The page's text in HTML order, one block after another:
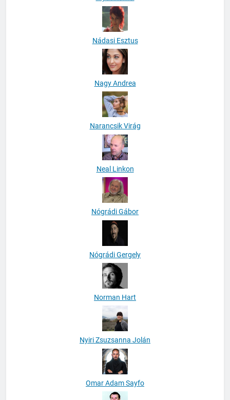
Nádasi Esztus
Nagy Andrea
Narancsik Virág
Neal Linkon
Nógrádi Gábor
Nógrádi Gergely
Norman Hart
Nyiri Zsuzsanna Jolán
Omar Adam Sayfo